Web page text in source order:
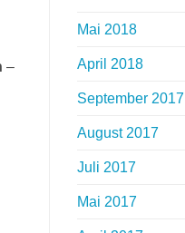
–
Mai 2018
April 2018
September 2017
August 2017
Juli 2017
Mai 2017